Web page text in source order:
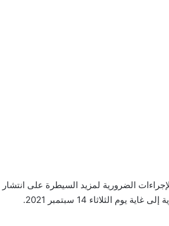
كوفيد-19 حول تطوّر الوضع الوبائي ببلادنا والإجراءات الضرورية لمزيد
14 سبتمبر 2021.